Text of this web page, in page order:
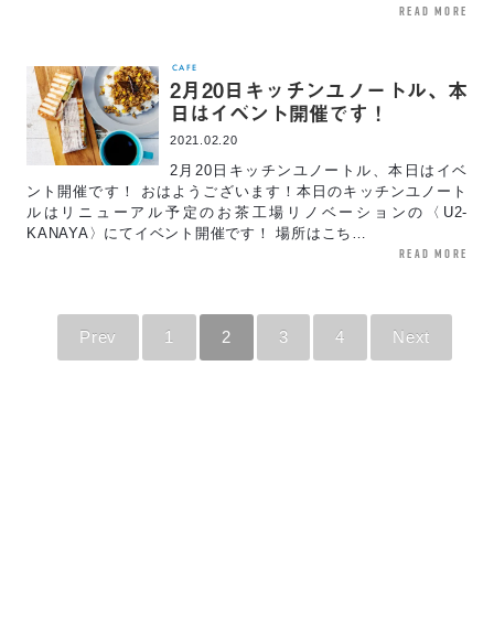
read more
CAFE
2月20日キッチンユノートル、本
日はイベント開催です！
2021.02.20
2月20日キッチンユノートル、本日はイベ
ント開催です！ おはようございます！本日のキッチンユノート
ルはリニューアル予定のお茶工場リノベーションの〈U2-
KANAYA〉にてイベント開催です！ 場所はこち…
read more
Prev 1 2 3 4 Next